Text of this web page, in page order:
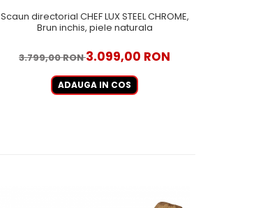
Scaun directorial CHEF LUX STEEL CHROME,
Brun inchis, piele naturala
3.799,00 RON3.099,00 RON
ADAUGA IN COS